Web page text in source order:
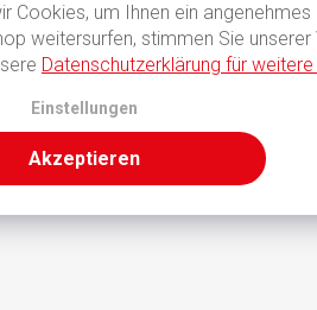
Cookies, um Ihnen ein angenehmes
weitersurfen, stimmen Sie unserer
Datenschutzerklärung für weitere
Einstellungen
Akzeptieren
und Lieferzeiten